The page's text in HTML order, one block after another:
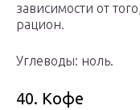
зависимости от
рацион.
Углеводы: ноль.
40. Кофе